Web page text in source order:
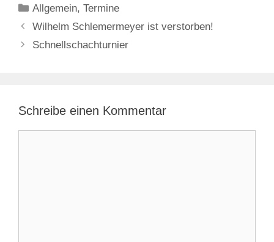
Kategorien
Allgemein,Termine
Wilhelm Schlemermeyer ist verstorben!
Schnellschachturnier
Schreibe einen Kommentar